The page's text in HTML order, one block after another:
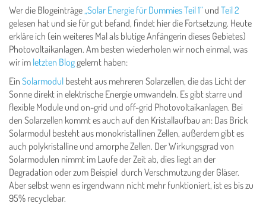
Wer die Blogeinträge „Solar Energie für Dummies Teil 1“ und Teil 2
gelesen hat und sie für gut befand, findet hier die Fortsetzung. Heute
erkläre ich (ein weiteres Mal als blutige Anfängerin dieses Gebietes)
Photovoltaikanlagen. Am besten wiederholen wir noch einmal, was
wir im letzten Bloggelernt haben:
Ein Solarmodul besteht aus mehreren Solarzellen, die das Licht der
Sonne direkt in elektrische Energie umwandeln. Es gibt starre und
flexible Module und on-grid und off-grid Photovoltaikanlagen. Bei
den Solarzellen kommt es auch auf den Kristallaufbau an: Das Brick
Solarmodul besteht aus monokristallinen Zellen, außerdem gibt es
auch polykristalline und amorphe Zellen. Der Wirkungsgrad von
Solarmodulen nimmt im Laufe der Zeit ab, dies liegt an der
Degradation oder zum Beispiel durch Verschmutzung der Gläser.
Aber selbst wenn es irgendwann nicht mehr funktioniert, ist es bis zu
95% recyclebar.